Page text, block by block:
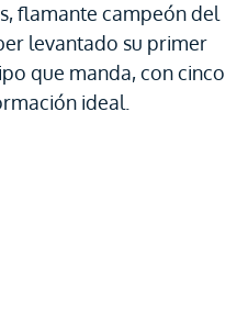
flamante campeón del
levantado su primer
que manda, con cinco
ideal.